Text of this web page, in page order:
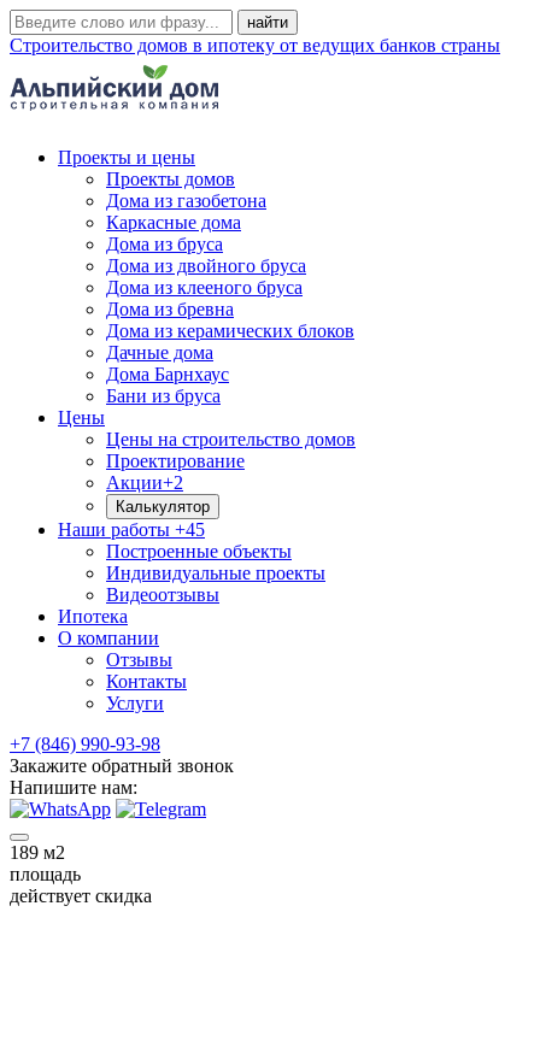
Строительство домов в ипотеку от ведущих банков страны
Проекты и цены
Проекты домов
Дома из газобетона
Каркасные дома
Дома из бруса
Дома из двойного бруса
Дома из клееного бруса
Дома из бревна
Дома из керамических блоков
Дачные дома
Дома Барнхаус
Бани из бруса
Цены
Цены на строительство домов
Проектирование
Акции+2
Калькулятор
Наши работы +45
Построенные объекты
Индивидуальные проекты
Видеоотзывы
Ипотека
О компании
Отзывы
Контакты
Услуги
+7 (846) 990-93-98
Закажите обратный звонок
Напишите нам:
189 м2
площадь
действует скидка